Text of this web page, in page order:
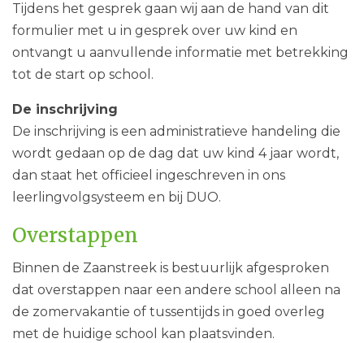
Tijdens het gesprek gaan wij aan de hand van dit
formulier met u in gesprek over uw kind en
ontvangt u aanvullende informatie met betrekking
tot de start op school.
De inschrijving
De inschrijving is een administratieve handeling die
wordt gedaan op de dag dat uw kind 4 jaar wordt,
dan staat het officieel ingeschreven in ons
leerlingvolgsysteem en bij DUO.
Overstappen
Binnen de Zaanstreek is bestuurlijk afgesproken
dat overstappen naar een andere school alleen na
de zomervakantie of tussentijds in goed overleg
met de huidige school kan plaatsvinden.